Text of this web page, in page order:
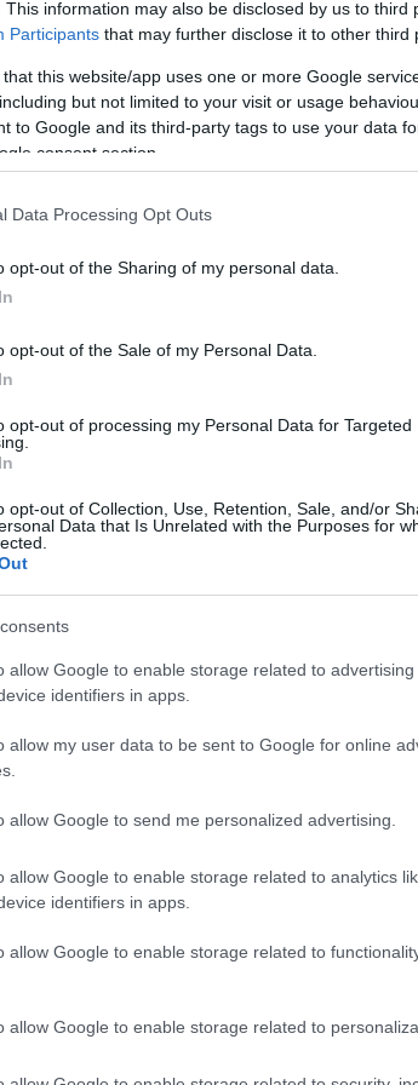
This information may also be disclosed by us to third
Participants that may further disclose it to other third
that this website/app uses one or more Google
but not limited to your visit or usage
to Google and its third-party tags to use your data
consent section.
Data Processing Opt Outs
opt-out of the Sharing of my personal data.
opt-out of the Sale of my Personal Data.
opt-out of processing my Personal Data for Targeted
opt-out of Collection, Use, Retention, Sale, and/or
Data that Is Unrelated with the Purposes for
allow Google to enable storage related to
identifiers in apps.
allow my user data to be sent to Google for online
allow Google to send me personalized advertising.
allow Google to enable storage related to analytics
identifiers in apps.
allow Google to enable storage related to
allow Google to enable storage related to
Park Könyvkiadó Sir David Attenborough
Egy élet a bolygónkon
és makik nyomában
Utazások a világ túlsó felére
derekán az ifjú David Attenborough stábjával
részesülhetett, hogy a BBC, illetve a
tett újabb, emlékezetessé vált utazásai
Park Könyvkiadó Sir David Attenborough
kezdete
Egy ifjú természettudós történetei
David Attenborough, a természet örök barátja,
napig töretlen lelkesedéssel és nem kevés